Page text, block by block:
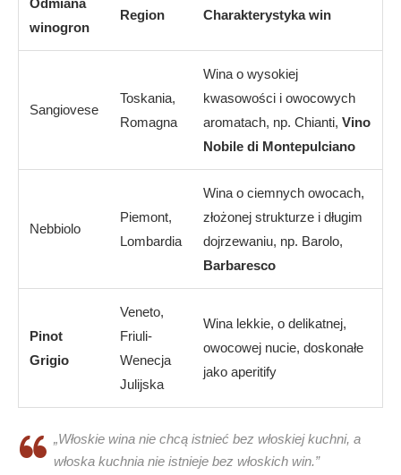
Odmiana
winogron
Region Charakterystyka win
Sangiovese
Toskania,
Romagna
Wina o wysokiej
kwasowości i owocowych
aromatach, np. Chianti, Vino
Nobile di Montepulciano
Nebbiolo
Piemont,
Lombardia
Wina o ciemnych owocach,
złożonej strukturze i długim
dojrzewaniu, np. Barolo,
Barbaresco
Pinot
Grigio
Veneto,
Friuli-
Wenecja
Julijska
Wina lekkie, o delikatnej,
owocowej nucie, doskonałe
jako aperitify
„Włoskie wina nie chcą istnieć bez włoskiej kuchni, a
włoska kuchnia nie istnieje bez włoskich win.”